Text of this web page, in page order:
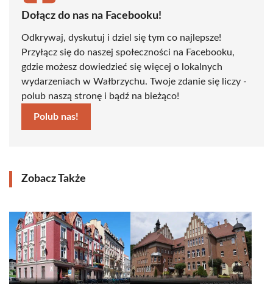
Dołącz do nas na Facebooku!
Odkrywaj, dyskutuj i dziel się tym co najlepsze!
Przyłącz się do naszej społeczności na Facebooku,
gdzie możesz dowiedzieć się więcej o lokalnych
wydarzeniach w Wałbrzychu. Twoje zdanie się liczy -
polub naszą stronę i bądź na bieżąco!
Polub nas!
Zobacz Także